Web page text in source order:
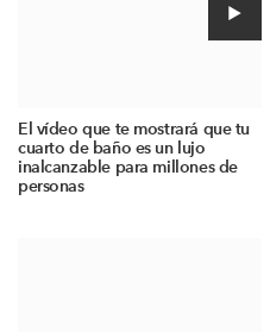
El vídeo que te mostrará que tu
cuarto de baño es un lujo
inalcanzable para millones de
personas